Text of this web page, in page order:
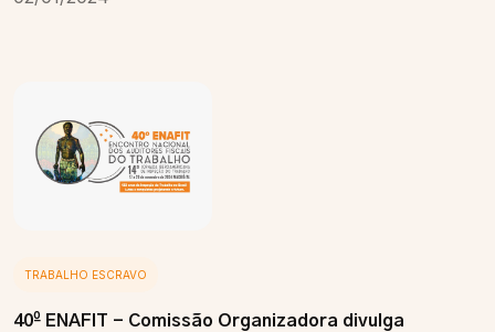
TRABALHO ESCRAVO
40º ENAFIT - Comissão Organizadora divulga